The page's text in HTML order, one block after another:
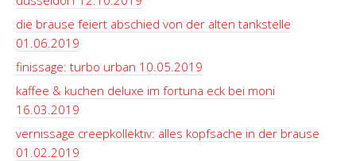
die brause feiert abschied von der alten tankstelle
01.06.2019
finissage: turbo urban 10.05.2019
kaffee & kuchen deluxe im fortuna eck bei moni
16.03.2019
vernissage creepkollektiv: alles kopfsache in der brause
01.02.2019